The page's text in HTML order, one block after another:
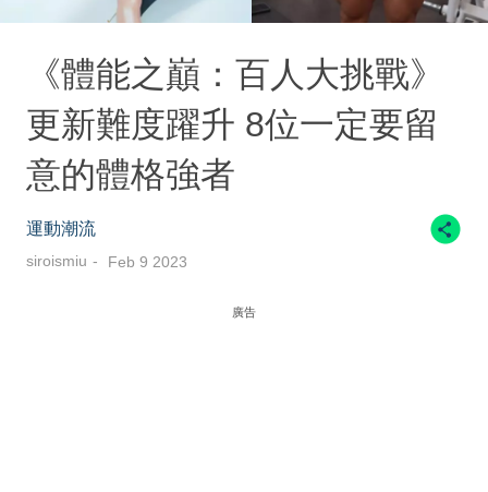
《體能之巔：百人大挑戰》
更新難度躍升 8位一定要留
意的體格強者
運動潮流
siroismiu Feb 9 2023
廣告